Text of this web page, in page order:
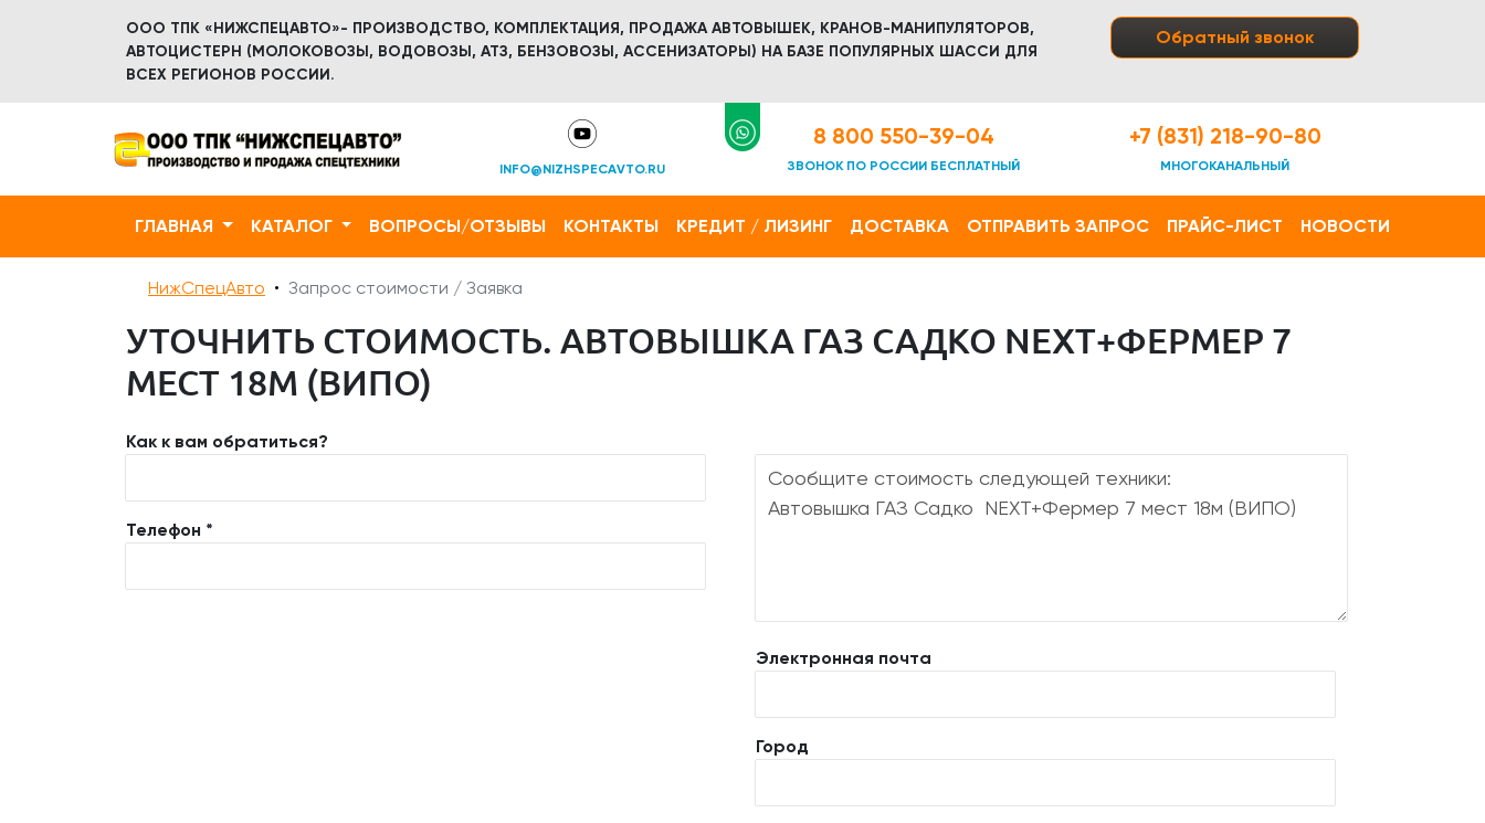
ООО ТПК «НИЖСПЕЦАВТО»- ПРОИЗВОДСТВО, КОМПЛЕКТАЦИЯ, ПРОДАЖА АВТОВЫШЕК, КРАНОВ-МАНИПУЛЯТОРОВ,
АВТОЦИСТЕРН (МОЛОКОВОЗЫ, ВОДОВОЗЫ, АТЗ, БЕНЗОВОЗЫ, АССЕНИЗАТОРЫ) НА БАЗЕ ПОПУЛЯРНЫХ ШАССИ ДЛЯ
ВСЕХ РЕГИОНОВ РОССИИ.
Обратный звонок
INFO@NIZHSPECAVTO.RU
8 800 550-39-04
ЗВОНОК ПО РОССИИ БЕСПЛАТНЫЙ
+7 (831) 218-90-80
МНОГОКАНАЛЬНЫЙ
ГЛАВНАЯ КАТАЛОГ ВОПРОСЫ/ОТЗЫВЫ КОНТАКТЫ КРЕДИТ / ЛИЗИНГ ДОСТАВКА ОТПРАВИТЬ ЗАПРОС ПРАЙС-ЛИСТ НОВОСТИ
НижСпецАвто Запрос стоимости / Заявка
УТОЧНИТЬ СТОИМОСТЬ. АВТОВЫШКА ГАЗ САДКО NEXT+ФЕРМЕР 7
МЕСТ 18М (ВИПО)
Как к вам обратиться?
Телефон *
Электронная почта
Город